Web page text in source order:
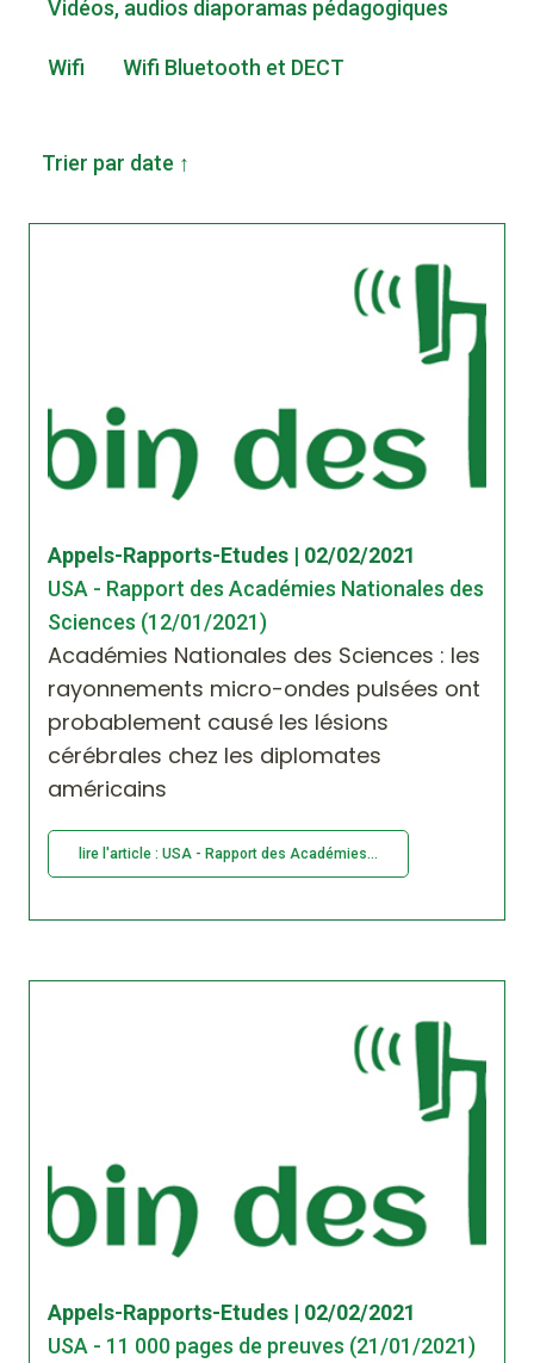
Vidéos, audios diaporamas pédagogiques
Wifi Wifi Bluetooth et DECT
Trier par date ↑
Appels-Rapports-Etudes | 02/02/2021
USA - Rapport des Académies Nationales des
Sciences (12/01/2021)
Académies Nationales des Sciences : les
rayonnements micro-ondes pulsées ont
probablement causé les lésions
cérébrales chez les diplomates
américains
lire l'article : USA - Rapport des Académies...
Appels-Rapports-Etudes | 02/02/2021
USA - 11 000 pages de preuves (21/01/2021)